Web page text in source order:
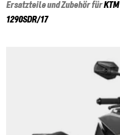
Ersatzteile und Zubehör fürKTM
1290SDR/17